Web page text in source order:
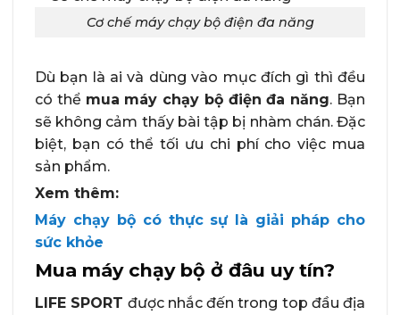
Cơ chế máy chạy bộ điện đa năng
Dù bạn là ai và dùng vào mục đích gì thì đều
có thể mua máy chạy bộ điện đa năng. Bạn
sẽ không cảm thấy bài tập bị nhàm chán. Đặc
biệt, bạn có thể tối ưu chi phí cho việc mua
sản phẩm.
Xem thêm:
Máy chạy bộ có thực sự là giải pháp cho
sức khỏe
Mua máy chạy bộ ở đâu uy tín?
LIFE SPORT được nhắc đến trong top đầu địa